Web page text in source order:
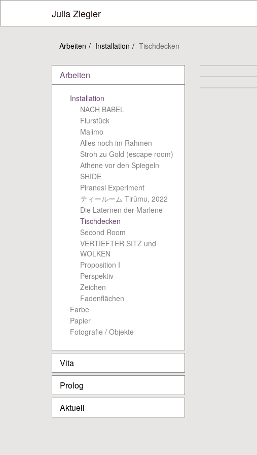
Julia Ziegler
Arbeiten Installation Tischdecken
Arbeiten
Installation
NACH BABEL
Flurstück
Malimo
Alles noch im Rahmen
Stroh zu Gold (escape room)
Athene vor den Spiegeln
SHIDE
Piranesi Experiment
ティールーム Tirūmu, 2022
Die Laternen der Marlene
Tischdecken
Second Room
VERTIEFTER SITZ und
WOLKEN
Proposition I
Perspektiv
Zeichen
Fadenflächen
Farbe
Papier
Fotografie / Objekte
Vita
Prolog
Aktuell